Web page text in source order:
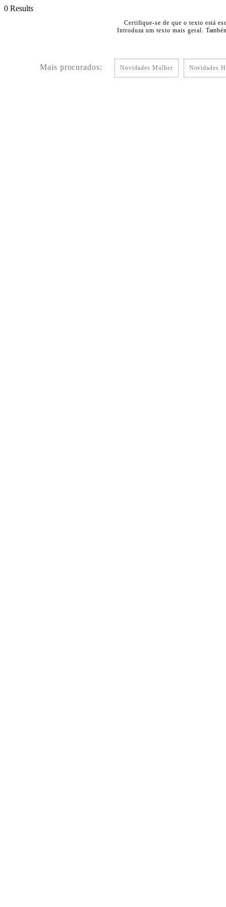
0 Results
Certifique-se de que o texto está
Introduza um texto mais geral.
Mais procurados: Novidades Mulher Novidades